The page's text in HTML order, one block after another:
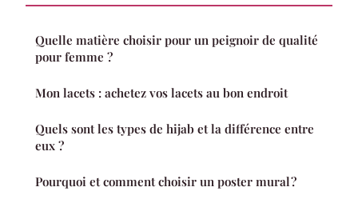
Quelle matière choisir pour un peignoir de qualité
pour femme ?
Mon lacets : achetez vos lacets au bon endroit
Quels sont les types de hijab et la différence entre
eux ?
Pourquoi et comment choisir un poster mural ?